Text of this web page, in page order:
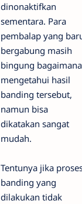
dinonaktifkan
sementara. Para
pembalap yang
bergabung masih
bingung bagaimana
mengetahui hasil
banding tersebut,
namun bisa
dikatakan sangat
mudah.
Tentunya jika
banding yang
dilakukan tidak